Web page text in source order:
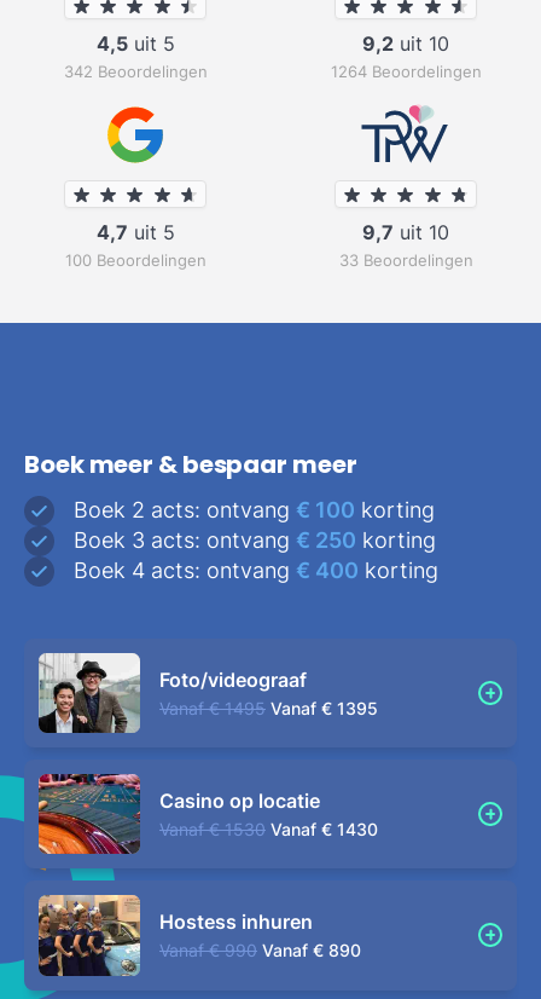
4,5uit 5
342 Beoordelingen
9,2 uit 10
1264 Beoordelingen
4,7 uit 5
100 Beoordelingen
9,7 uit 10
33 Beoordelingen
Boek meer & bespaar meer
Boek 2 acts: ontvang € 100 korting
Boek 3 acts: ontvang € 250 korting
Boek 4 acts: ontvang € 400 korting
Foto/videograaf
Vanaf € 1495 Vanaf € 1395
Casino op locatie
Vanaf € 1530 Vanaf € 1430
Hostess inhuren
Vanaf € 990 Vanaf € 890